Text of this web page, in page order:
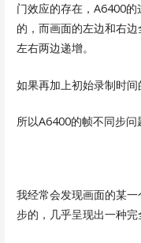
门效应的存在，A6400
的，而画面的左边和右
左右两边递增。
如果再加上初始录制时间
所以A6400的帧不同步问
我经常会发现画面的某
步的，几乎呈现出一种完